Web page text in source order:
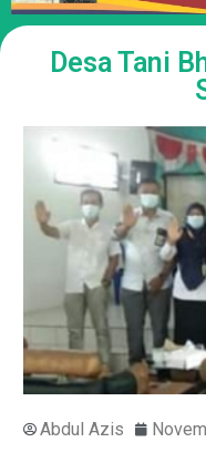
Desa Tani
Abdul Azis